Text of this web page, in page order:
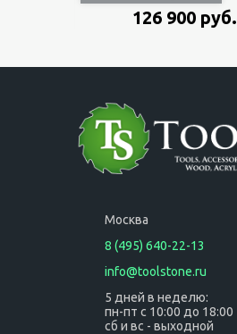
574341/576207, в
126 900 руб.
Москва
8 (495) 640-22-13
info@toolstone.ru
5 дней в неделю:
пн-пт с 10:00 до 18:00
сб и вс - выходной